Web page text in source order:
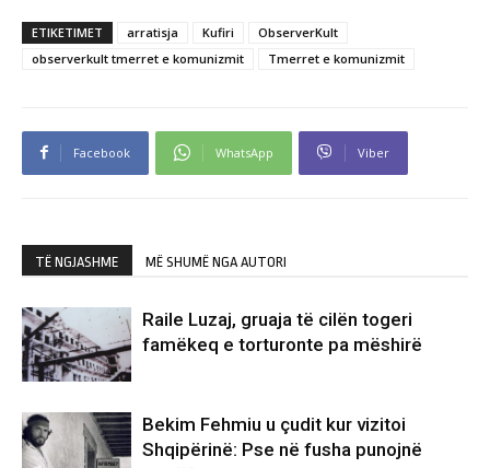
ETIKETIMET arratisja Kufiri
ObserverKult
observerkult tmerret e komunizmit
Tmerret e komunizmit
Facebook WhatsApp Viber
TË NGJASHME MË SHUMË NGA AUTORI
Raile Luzaj, gruaja të cilën togeri
famëkeq e torturonte pa mëshirë
Bekim Fehmiu u çudit kur vizitoi
Shqipërinë: Pse në fusha punojnë